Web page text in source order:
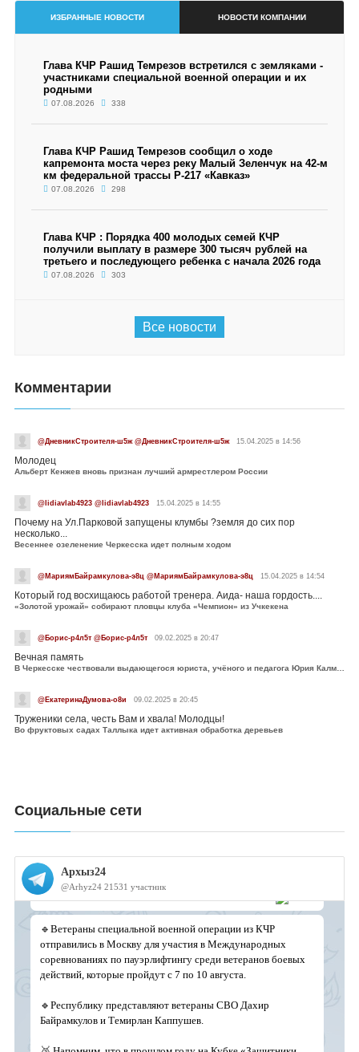
ИЗБРАННЫЕ НОВОСТИ НОВОСТИ КОМПАНИИ
Глава КЧР Рашид Темрезов встретился с земляками -
участниками специальной военной операции и их
родными
07.08.2026 338
Глава КЧР Рашид Темрезов сообщил о ходе
капремонта моста через реку Малый Зеленчук на 42-м
км федеральной трассы Р-217 «Кавказ»
07.08.2026 298
Глава КЧР : Порядка 400 молодых семей КЧР
получили выплату в размере 300 тысяч рублей на
третьего и последующего ребенка с начала 2026 года
07.08.2026 303
Все новости
Комментарии
@ДневникСтроителя-ш5ж @ДневникСтроителя-ш5ж 15.04.2025 в 14:56
Молодец
Альберт Кенжев вновь признан лучший армрестлером России
@lidiavlab4923 @lidiavlab4923 15.04.2025 в 14:55
Почему на Ул.Парковой запущены клумбы ?земля до сих пор
несколько...
Весеннее озеленение Черкесска идет полным ходом
@МариямБайрамкулова-э8ц @МариямБайрамкулова-э8ц 15.04.2025 в 14:54
Который год восхищаюсь работой тренера. Аида- наша гордость....
«Золотой урожай» собирают пловцы клуба «Чемпион» из Учкекена
@Борис-р4л5т @Борис-р4л5т 09.02.2025 в 20:47
Вечная память
В Черкесске чествовали выдающегося юриста, учёного и педагога Юрия Калмыкова
@ЕкатеринаДумова-о8и 09.02.2025 в 20:45
Труженики села, честь Вам и хвала! Молодцы!
Во фруктовых садах Таллыка идет активная обработка деревьев
Социальные сети